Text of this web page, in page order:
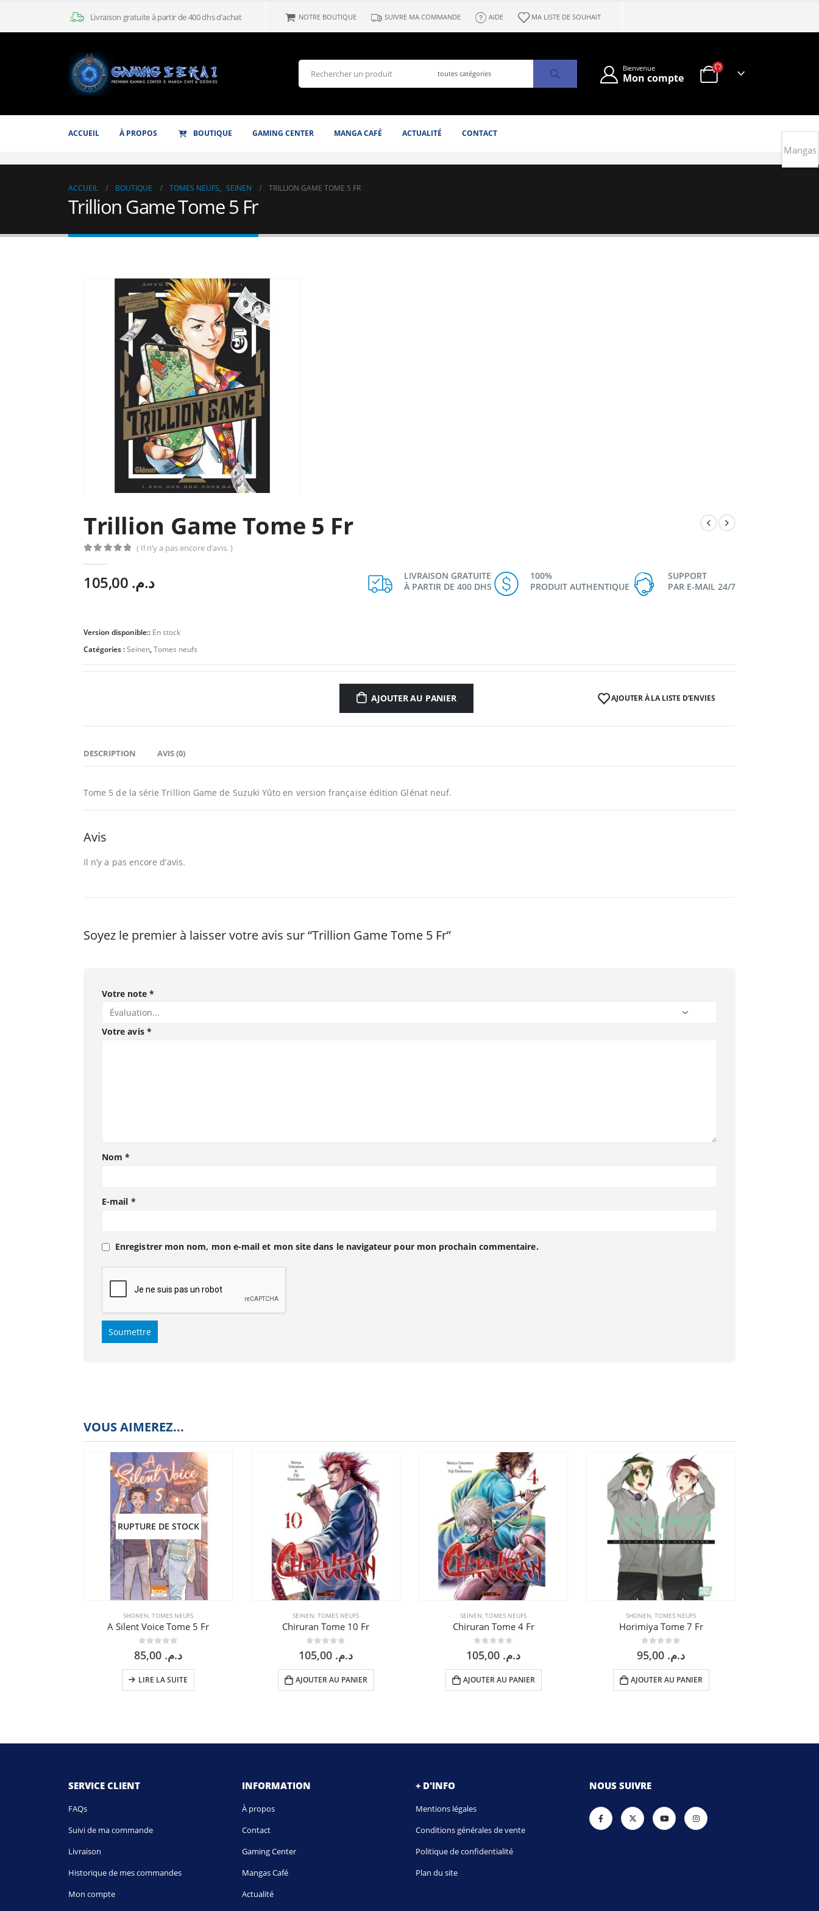
Livraison gratuite à partir de 400 dhs d'achat NOTRE BOUTIQUE SUIVRE MA COMMANDE AIDE MA LISTE DE SOUHAIT
Bienvenue
Mon compte
ACCUEIL À PROPOS BOUTIQUE GAMING CENTER MANGA CAFÉ ACTUALITÉ CONTACT
ACCUEIL BOUTIQUE TOMES NEUFS, SEINEN TRILLION GAME TOME 5 FR
Trillion Game Tome 5 Fr
Trillion Game Tome 5 Fr
( Il n’y a pas encore d’avis. )
د.م.
LIVRAISON GRATUITE
À PARTIR DE 400 DHS
100%
PRODUIT AUTHENTIQUE
SUPPORT
PAR E-MAIL 24/7
Version disponible:: En stock
Catégories :Seinen,Tomes neufs
AJOUTER AU PANIER AJOUTER À LA LISTE D’ENVIES
DESCRIPTION AVIS (0)
Tome 5 de la série Trillion Game de Suzuki Yûto en version française édition Glénat neuf.
Avis
Il n’y a pas encore d’avis.
Soyez le premier à laisser votre avis sur “Trillion Game Tome 5 Fr”
Votre note *
Votre avis *
Nom*
E-mail *
Enregistrer mon nom, mon e-mail et mon site dans le navigateur pour mon prochain commentaire.
VOUS AIMEREZ...
RUPTURE DE STOCK
SHONEN, TOMES NEUFS
A Silent Voice Tome 5 Fr
0sur 5د.م.
LIRE LA SUITE
SEINEN, TOMES NEUFS
Chiruran Tome 10 Fr
0 sur 5د.م.
AJOUTER AU PANIER
SEINEN, TOMES NEUFS
Chiruran Tome 4 Fr
0 sur 5د.م.
AJOUTER AU PANIER
SHONEN, TOMES NEUFS
Horimiya Tome 7 Fr
0sur 5د.م.
AJOUTER AU PANIER
SERVICE CLIENT
FAQs
Suivi de ma commande
Livraison
Historique de mes commandes
Mon compte
INFORMATION
À propos
Contact
Gaming Center
Mangas Café
Actualité
+ D'INFO
Mentions légales
Conditions générales de vente
Politique de confidentialité
Plan du site
NOUS SUIVRE
Mangas